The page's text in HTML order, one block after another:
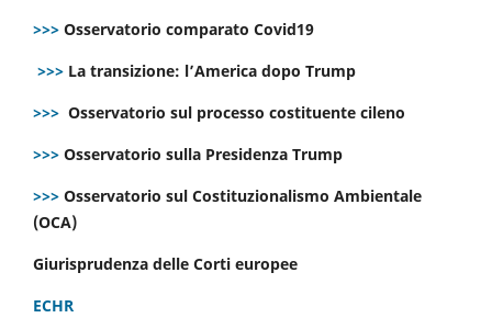
>>> Osservatorio comparato Covid19
>>> La transizione: l’America dopo Trump
>>> Osservatorio sul processo costituente cileno
>>> Osservatorio sulla Presidenza Trump
>>> Osservatorio sul Costituzionalismo Ambientale
(OCA)
Giurisprudenza delle Corti europee
ECHR